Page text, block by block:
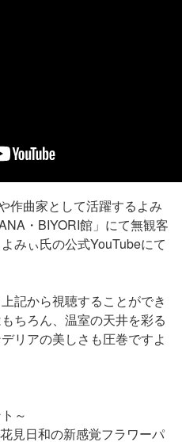
作曲家として活躍するよみ
・BIYORI館」にて無観客
みぃ氏の公式YouTubeにて
記から視聴することができ
ちろん、温室の天井を彩る
リアの美しさも圧巻ですよ
～
見日和の新感覚フラワーパ